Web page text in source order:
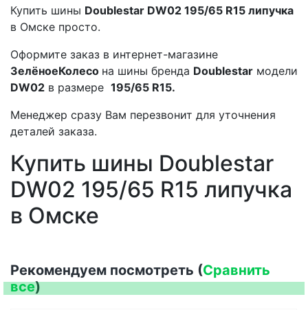
Купить шины Doublestar DW02 195/65 R15 липучка
в Омске просто.
Оформите заказ в интернет-магазине
ЗелёноеКолесо на шины бренда Doublestar модели
DW02 в размере 195/65 R15.
Менеджер сразу Вам перезвонит для уточнения
деталей заказа.
Купить шины Doublestar
DW02 195/65 R15 липучка
в Омске
Рекомендуем посмотреть (Сравнить
все)